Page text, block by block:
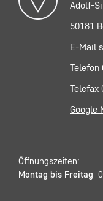
Adolf-
50181
E-Mail
Telefon
Telefax
Google
Öffnungszeiten:
Montag bis Freitag